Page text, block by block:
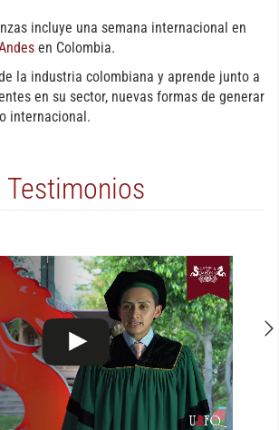
incluye una semana internacional en
en Colombia.
la industria colombiana y aprende junto a
en su sector, nuevas formas de generar
internacional.
Testimonios